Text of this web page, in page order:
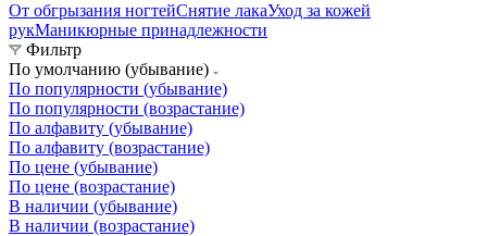
От обгрызания ногтейСнятие лакаУход за кожей
рукМаникюрные принадлежности
Фильтр
По умолчанию (убывание)
По популярности (убывание)
По популярности (возрастание)
По алфавиту (убывание)
По алфавиту (возрастание)
По цене (убывание)
По цене (возрастание)
В наличии (убывание)
В наличии (возрастание)